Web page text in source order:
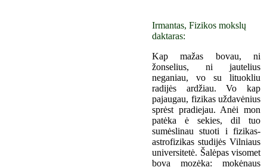
Irmantas, Fizikos mokslų
daktaras:
Kap mažas bovau, ni
žonselius, ni jautelius
neganiau, vo su lituokliu
radijės ardžiau. Vo kap
pajaugau, fizikas uždavėnius
sprėst pradiejau. Anėi mon
patėka ė sekies, dil tuo
sumėslinau stuoti i fizikas-
astrofizikas studijės Vilniaus
universitetė. Šalėpas visomet
bova mozėka: mokėnaus